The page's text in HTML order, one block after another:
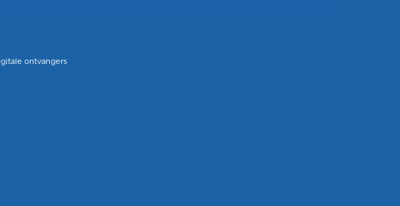
ontvangers